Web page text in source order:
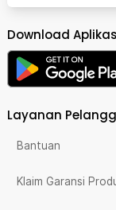
Download
Layanan
Bantuan
Klaim Garansi